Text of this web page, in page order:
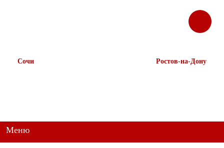
Сочи
ЗАКАЗАТЬ
ЗВОНОК
Ростов-на-Дону
Меню